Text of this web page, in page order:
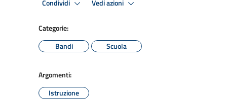
Condividi Vedi azioni
Categorie:
Bandi
Scuola
Argomenti:
Istruzione